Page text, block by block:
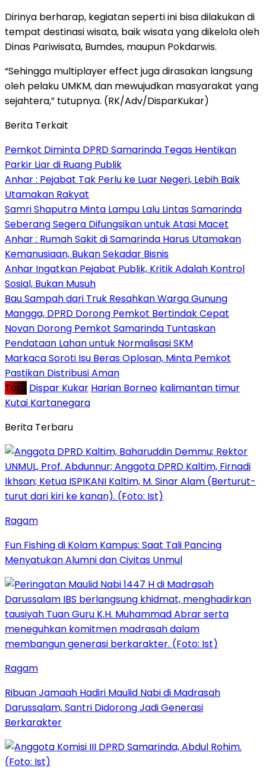
Dirinya berharap, kegiatan seperti ini bisa dilakukan di
tempat destinasi wisata, baik wisata yang dikelola oleh
Dinas Pariwisata, Bumdes, maupun Pokdarwis.
“Sehingga multiplayer effect juga dirasakan langsung
oleh pelaku UMKM, dan mewujudkan masyarakat yang
sejahtera,” tutupnya. (RK/Adv/DisparKukar)
Berita Terkait
Pemkot Diminta DPRD Samarinda Tegas Hentikan
Parkir Liar di Ruang Publik
Anhar : Pejabat Tak Perlu ke Luar Negeri, Lebih Baik
Utamakan Rakyat
Samri Shaputra Minta Lampu Lalu Lintas Samarinda
Seberang Segera Difungsikan untuk Atasi Macet
Anhar : Rumah Sakit di Samarinda Harus Utamakan
Kemanusiaan, Bukan Sekadar Bisnis
Anhar Ingatkan Pejabat Publik, Kritik Adalah Kontrol
Sosial, Bukan Musuh
Bau Sampah dari Truk Resahkan Warga Gunung
Mangga, DPRD Dorong Pemkot Bertindak Cepat
Novan Dorong Pemkot Samarinda Tuntaskan
Pendataan Lahan untuk Normalisasi SKM
Markaca Soroti Isu Beras Oplosan, Minta Pemkot
Pastikan Distribusi Aman
Tag : Dispar Kukar Harian Borneo kalimantan timur
Kutai Kartanegara
Berita Terbaru
Ragam
Fun Fishing di Kolam Kampus: Saat Tali Pancing
Menyatukan Alumni dan Civitas Unmul
Ragam
Ribuan Jamaah Hadiri Maulid Nabi di Madrasah
Darussalam, Santri Didorong Jadi Generasi
Berkarakter